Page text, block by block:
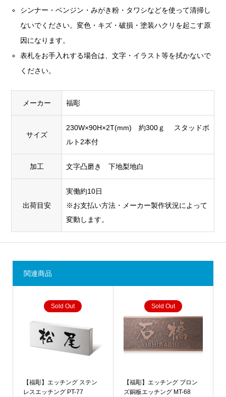
シンナー・ベンジン・みがき粉・タワシなどを使って清掃し
ないでください。変色・キズ・破損・塗装ハクリを起こす原
因になります。
表札をお手入れする場合は、文字・イラスト等を拭かないで
ください。
メーカー 福彫
サイズ
230W×90H×2T(mm) 約300ｇ スタッドボ
ルト2本付
加工 文字凸磨き 下地梨地白
出荷目安
実働約10日
※お支払い方法・メーカー製作状況によって
変動します。
関連商品
Sold Out
【福彫】エッチング ステン
レスエッチング PT-77
Sold Out
【福彫】エッチング ブロン
ズ銅板エッチング MT-68